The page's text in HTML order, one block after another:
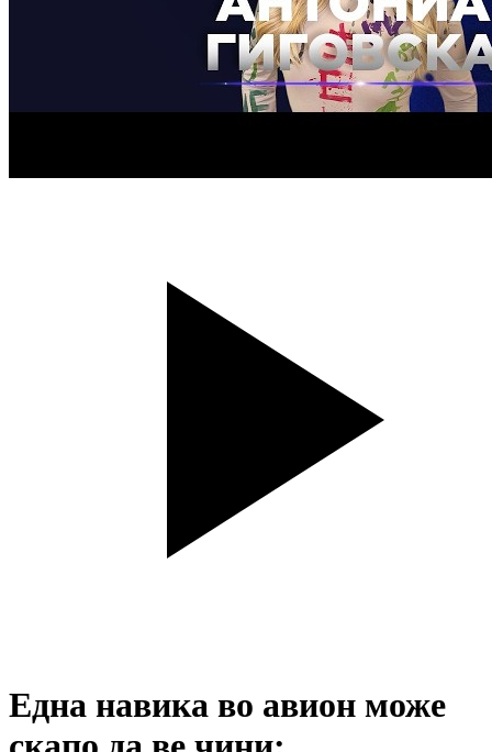
Една навика во авион може